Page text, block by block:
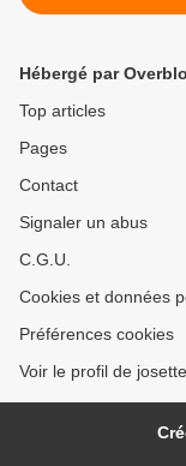
Hébergé par
Top articles
Pages
Contact
Signaler un abus
C.G.U.
Cookies et données
Préférences cookies
Voir le profil de